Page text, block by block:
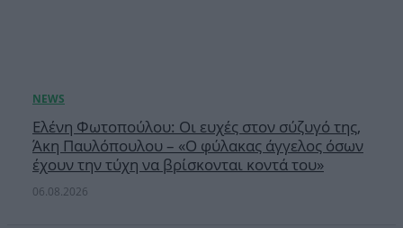
Ελένη Φωτοπούλου: Οι ευχές στον σύζυγό της,
Άκη Παυλόπουλου – «Ο φύλακας άγγελος όσων
έχουν την τύχη να βρίσκονται κοντά του»
06.08.2026